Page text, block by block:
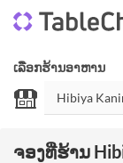
ເລືອກຮ້ານອາຫານ
ຈອງທີ່ຮ້ານ